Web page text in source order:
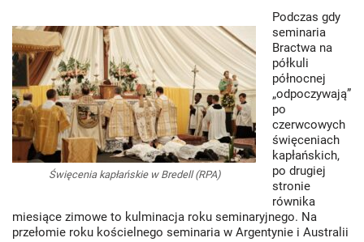
Święcenia kapłańskie w Bredell (RPA)
Podczas gdy
seminaria
Bractwa na
półkuli
północnej
„odpoczywają”
po
czerwcowych
święceniach
kapłańskich,
po drugiej
stronie
równika
miesiące zimowe to kulminacja roku seminaryjnego. Na
przełomie roku kościelnego seminaria w Argentynie i Australii